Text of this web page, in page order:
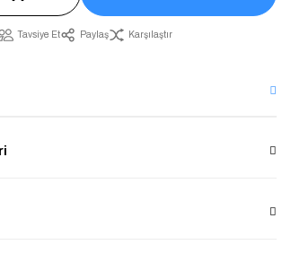
Tavsiye Et Paylaş Karşılaştır